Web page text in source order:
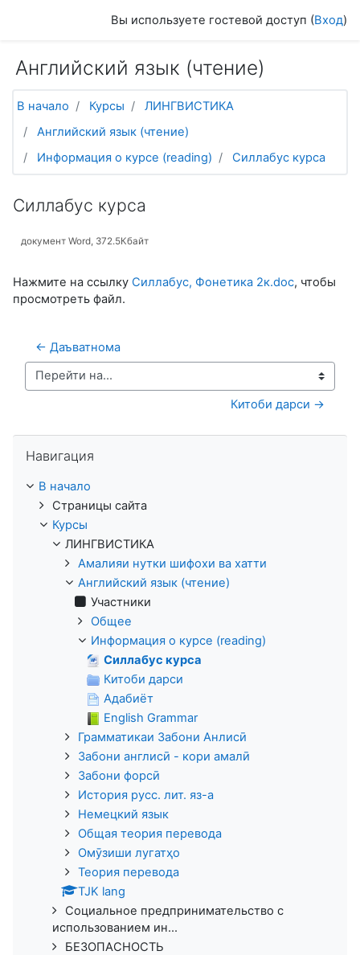
Вы используете гостевой доступ (Вход)
Английский язык (чтение)
В начало Курсы
ЛИНГВИСТИКА
Английский язык (чтение)
Информация о курсе (reading)
Силлабус курса
Силлабус курса
документ Word, 372.5Кбайт
Нажмите на ссылку Силлабус, Фонетика 2к.doc, чтобы
просмотреть файл.
← Даъватнома
Перейти на...
Китоби дарси →
Навигация
В начало
Страницы сайта
Курсы
ЛИНГВИСТИКА
Амалияи нутки шифохи ва хатти
Английский язык (чтение)
Участники
Общее
Информация о курсе (reading)
Силлабус курса
Китоби дарси
Адабиёт
English Grammar
Грамматикаи Забони Анлисӣ
Забони англисӣ - кори амалӣ
Забони форсӣ
История русс. лит. яз-а
Немецкий язык
Общая теория перевода
Омӯзиши лугатҳо
Теория перевода
TJK lang
Социальное предпринимательство с
использованием ин...
БЕЗОПАСНОСТЬ